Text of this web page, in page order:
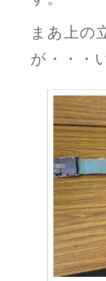
まあ上の
が・・・